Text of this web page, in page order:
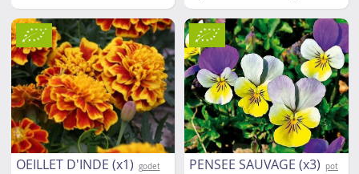
d’améliorer la terre du jardin.Leurs
racines affinent et travaillent la
terre. Idéal pour des terres tassées ou
compactes et enassociationavec les
choux (elles font fuir la piéride) et les
tomates.
C). Au jardins, lesinsectes
pollinisateursy trouve refuge.
OEILLET D'INDE (x1) godet PENSEE SAUVAGE (x3)
pot